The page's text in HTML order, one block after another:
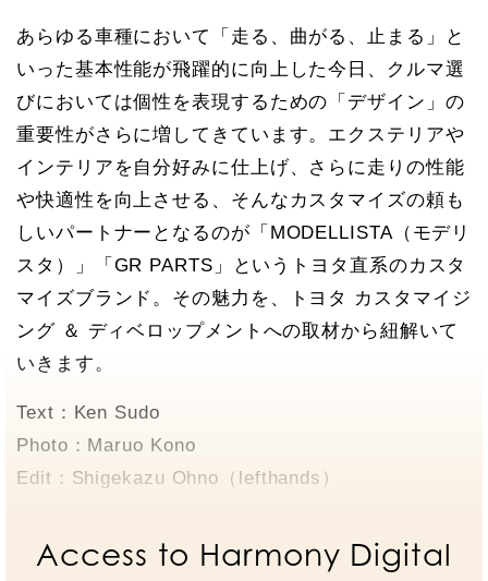
あらゆる車種において「走る、曲がる、止まる」と
いった基本性能が飛躍的に向上した今日、クルマ選
びにおいては個性を表現するための「デザイン」の
重要性がさらに増してきています。エクステリアや
インテリアを自分好みに仕上げ、さらに走りの性能
や快適性を向上させる、そんなカスタマイズの頼も
しいパートナーとなるのが「MODELLISTA（モデリ
スタ）」「GR PARTS」というトヨタ直系のカスタ
マイズブランド。その魅力を、トヨタ カスタマイジ
ング ＆ ディベロップメントへの取材から紐解いて
いきます。
Text：Ken Sudo
Photo：Maruo Kono
Edit：Shigekazu Ohno（lefthands）
Access to Harmony Digital